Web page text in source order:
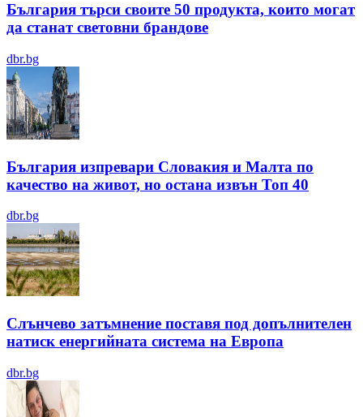
България търси своите 50 продукта, които могат
да станат световни брандове
dbr.bg
България изпревари Словакия и Малта по
качество на живот, но остана извън Топ 40
dbr.bg
Слънчево затъмнение поставя под допълнителен
натиск енергийната система на Европа
dbr.bg